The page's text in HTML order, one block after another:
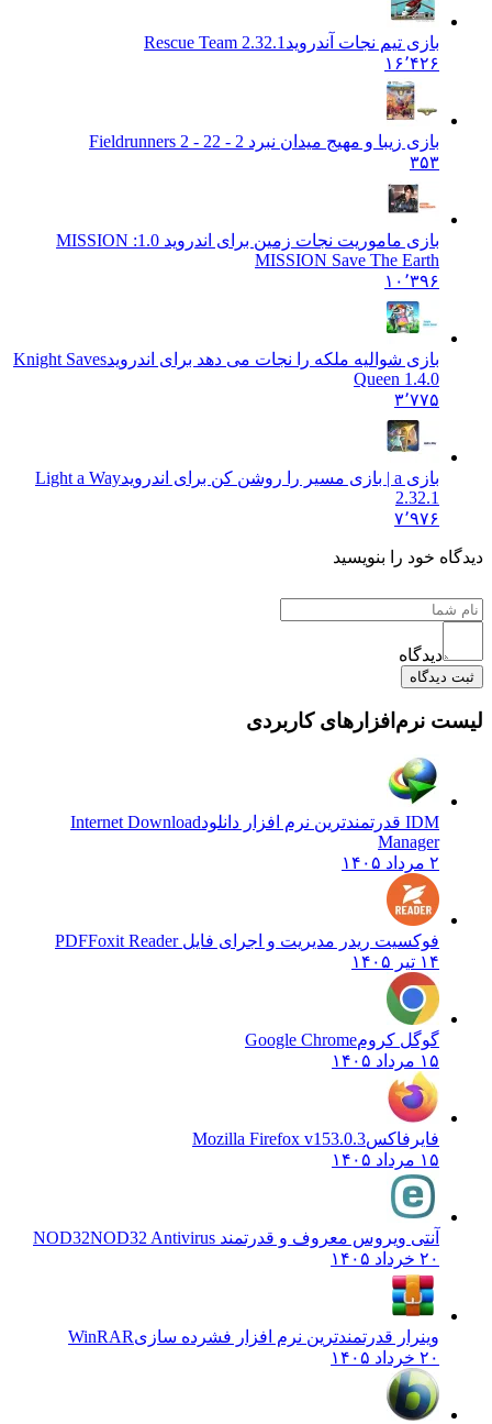
بازی تیم نجات آندروید Rescue Team 2.32.1
۱۶٬۴۲۶
بازی زیبا و مهیج میدان نبرد 2 - 2
2 - Fieldrunners 2
۳۵۳
بازی ماموریت نجات زمین برای اندروید MISSION : 1.0
MISSION Save The Earth
۱۰٬۳۹۶
بازی شوالیه ملکه را نجات می دهد برای اندرویدKnight Saves
Queen 1.4.0
۳٬۷۷۵
بازی a | بازی مسیر را روشن کن برای اندروید
Light a Way
2.32.1
۷٬۹۷۶
دیدگاه خود را بنویسید
دیدگاه
ثبت دیدگاه
لیست نرم‌افزارهای کاربردی
IDM قدرتمندترین نرم افزار دانلود
Internet Download
Manager
۲ مرداد ۱۴۰۵
فوکسیت ریدر مدیریت و اجرای فایل PDFFoxit Reader
۱۴ تیر ۱۴۰۵
گوگل کرومGoogle Chrome
۱۵ مرداد ۱۴۰۵
فایرفاکسMozilla Firefox v153.0.3
۱۵ مرداد ۱۴۰۵
آنتی ویروس معروف و قدرتمند NOD32 NOD32 Antivirus
۲۰ خرداد ۱۴۰۵
وینرار قدرتمندترین نرم افزار فشرده سازیWinRAR
۲۰ خرداد ۱۴۰۵